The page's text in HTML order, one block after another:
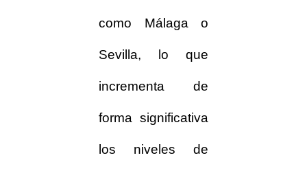
como Málaga o
Sevilla, lo que
incrementa de
forma significativa
los niveles de